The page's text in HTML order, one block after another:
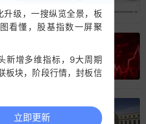
！
1条评论
在9月加息
升级，一搜纵览全景，板
看懂，股基指数一屏聚
新增多维指标，9大周期
板块，阶段行情，封板信
支持查看历史分时；
立即更新